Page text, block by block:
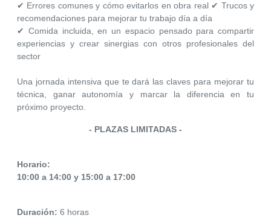
✔ Errores comunes y cómo evitarlos en obra real ✔ Trucos y
recomendaciones para mejorar tu trabajo día a día
✔ Comida incluida, en un espacio pensado para compartir
experiencias y crear sinergias con otros profesionales del
sector
Una jornada intensiva que te dará las claves para mejorar tu
técnica, ganar autonomía y marcar la diferencia en tu
próximo proyecto.
- PLAZAS LIMITADAS -
Horario:
10:00 a 14:00 y 15:00 a 17:00
Duración: 6 horas